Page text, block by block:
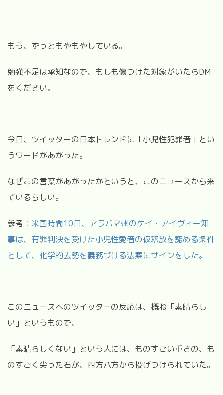
もう、ずっともやもやしている。
勉強不足は承知なので、もしも傷つけた対象がいたらDM
をください。
今日、ツイッターの日本トレンドに「小児性犯罪者」とい
うワードがあがった。
なぜこの言葉があがったかというと、このニュースから来
ているらしい。
参考： 米国時間10日、アラバマ州のケイ・アイヴィー知
事は、有罪判決を受けた小児性愛者の仮釈放を認める条件
として、化学的去勢を義務づける法案にサインをした。
このニュースへのツイッターの反応は、概ね「素晴らし
い」というもので、
「素晴らしくない」という人には、ものすごい重さの、も
のすごく尖った石が、四方八方から投げつけられていた。